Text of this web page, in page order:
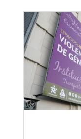
Image